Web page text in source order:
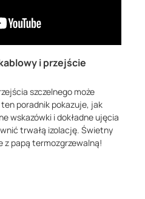
i przejście
szczelnego może
poradnik pokazuje, jak
wskazówki i dokładne ujęcia
trwałą izolację. Świetny
z papą termozgrzewalną!